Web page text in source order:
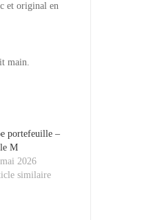
et original en
main.
portefeuille –
M
2026
similaire